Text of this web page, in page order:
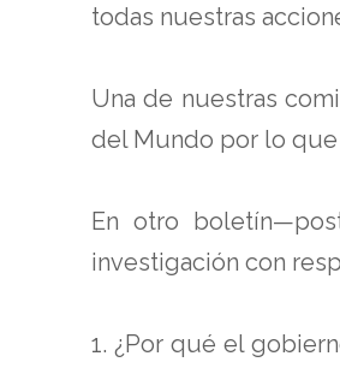
todas nuestras
Una de nuestras
del Mundo por lo
En otro
investigación con
1. ¿Por qué el